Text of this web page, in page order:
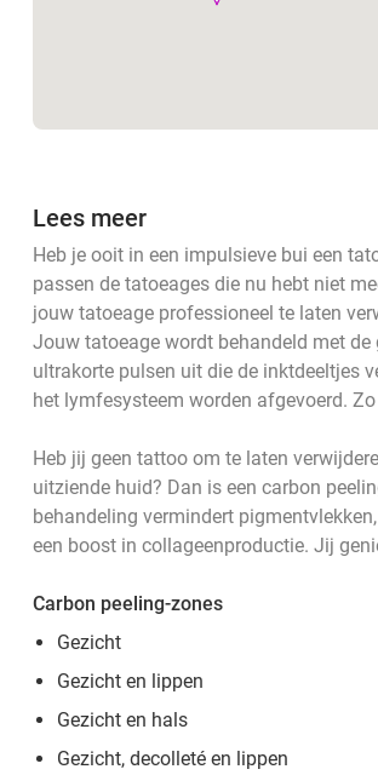
Lees meer
Heb je ooit in een impulsieve bui een
passen de tatoeages die nu hebt niet
jouw tatoeage professioneel te laten
Jouw tatoeage wordt behandeld met de
ultrakorte pulsen uit die de inktdeeltjes
het lymfesysteem worden afgevoerd.
Heb jij geen tattoo om te laten
uitziende huid? Dan is een carbon
behandeling vermindert
een boost in collageenproductie. Jij
Carbon peeling-zones
Gezicht
Gezicht en lippen
Gezicht en hals
Gezicht, decolleté en lippen